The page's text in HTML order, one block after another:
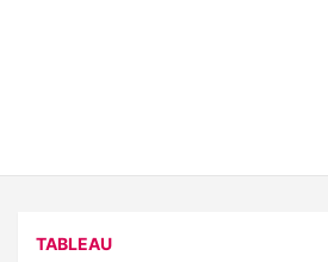
TABLEAU